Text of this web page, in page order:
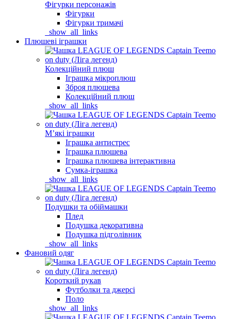
Фігурки персонажів
Фігурки
Фігурки тримачі
_show_all_links
Плюшеві іграшки
Колекційний плюш
Іграшка мікроплюш
Зброя плюшева
Колекційний плюш
_show_all_links
Мʼякі іграшки
Іграшка антистрес
Іграшка плюшева
Іграшка плюшева інтерактивна
Сумка-іграшка
_show_all_links
Подушки та обіймашки
Плед
Подушка декоративна
Подушка підголівник
_show_all_links
Фановий одяг
Короткий рукав
Футболки та джерсі
Поло
_show_all_links